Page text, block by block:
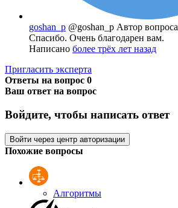
goshan_p @goshan_p Автор вопроса
Спасибо. Очень благодарен вам.
Написано более трёх лет назад
Пригласить эксперта
Ответы на вопрос 0
Ваш ответ на вопрос
Войдите, чтобы написать ответ
Войти через центр авторизации
Похожие вопросы
Алгоритмы